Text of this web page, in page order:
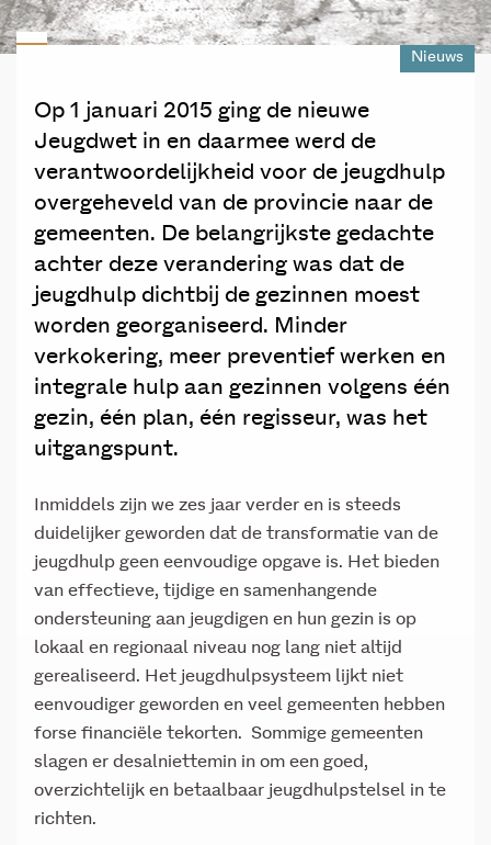
Nieuws
Op 1 januari 2015 ging de nieuwe
Jeugdwet in en daarmee werd de
verantwoordelijkheid voor de jeugdhulp
overgeheveld van de provincie naar de
gemeenten. De belangrijkste gedachte
achter deze verandering was dat de
jeugdhulp dichtbij de gezinnen moest
worden georganiseerd. Minder
verkokering, meer preventief werken en
integrale hulp aan gezinnen volgens één
gezin, één plan, één regisseur, was het
uitgangspunt.
Inmiddels zijn we zes jaar verder en is steeds
duidelijker geworden dat de transformatie van de
jeugdhulp geen eenvoudige opgave is. Het bieden
van effectieve, tijdige en samenhangende
ondersteuning aan jeugdigen en hun gezin is op
lokaal en regionaal niveau nog lang niet altijd
gerealiseerd. Het jeugdhulpsysteem lijkt niet
eenvoudiger geworden en veel gemeenten hebben
forse financiële tekorten. Sommige gemeenten
slagen er desalniettemin in om een goed,
overzichtelijk en betaalbaar jeugdhulpstelsel in te
richten.